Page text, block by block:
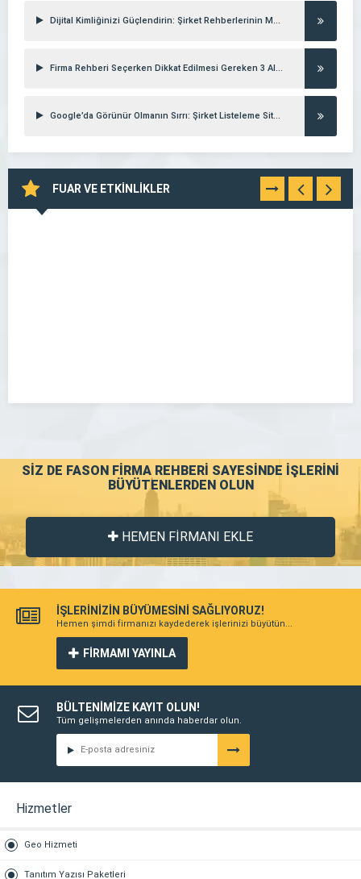
Dijital Kimliğinizi Güçlendirin: Şirket Rehberlerinin Marka Değerine Etkisi
Firma Rehberi Seçerken Dikkat Edilmesi Gereken 3 Altın Kural
Google’da Görünür Olmanın Sırrı: Şirket Listeleme Siteleri
FUAR VE ETKİNLİKLER TÜMÜNÜ
GÖR
SİZ DE FASON FİRMA REHBERİ SAYESİNDE İŞLERİNİ
BÜYÜTENLERDEN OLUN
HEMEN FİRMANI EKLE
İŞLERİNİZİN BÜYÜMESİNİ SAĞLIYORUZ!
Hemen şimdi firmanızı kaydederek işlerinizi büyütün...
FİRMAMI YAYINLA
BÜLTENİMİZE KAYIT OLUN!
Tüm gelişmelerden anında haberdar olun.
Hizmetler
Geo Hizmeti
Tanıtım Yazısı Paketleri